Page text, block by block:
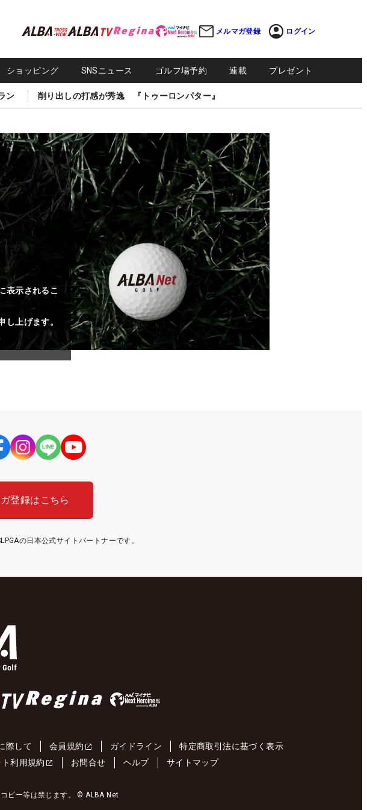
メルマガ登録 ログイン
ショッピング SNSニュース ゴルフ場予約 連載 プレゼント
ン 削り出しの打感が秀逸 『トゥーロンパター』
表示されるこ
上げます。
登録はこちら
の日本公式サイトパートナーです。
際して 会員規約 ガイドライン
特定商取引法に基づく表示
利用規約 お問合せ ヘルプ サイトマップ
ピー等は禁じます。 © ALBA Net